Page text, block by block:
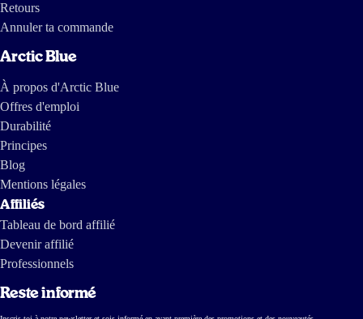
Retours
Annuler ta commande
Arctic Blue
À propos d'Arctic Blue
Offres d'emploi
Durabilité
Principes
Blog
Mentions légales
Affiliés
Tableau de bord affilié
Devenir affilié
Professionnels
Reste informé